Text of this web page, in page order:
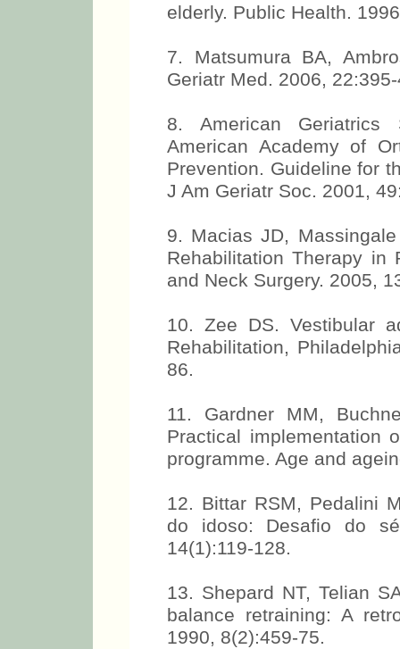
elderly. Public Health.
7. Matsumura BA,
Geriatr Med. 2006,
8. American Geriatrics
American Academy of
Prevention. Guideline for
J Am Geriatr Soc. 2001,
9. Macias JD,
Rehabilitation Therapy in
and Neck Surgery. 2005,
10. Zee DS. Vestibular
Rehabilitation,
86.
11. Gardner MM,
Practical implementation
programme. Age and
12. Bittar RSM, Pedalini
do idoso: Desafio do
14(1):119-128.
13. Shepard NT, Telian
balance retraining: A
1990, 8(2):459-75.